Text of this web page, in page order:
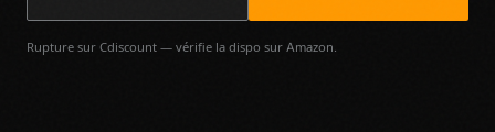
Rupture sur Cdiscount — vérifie la dispo sur Amazon.